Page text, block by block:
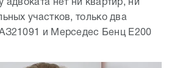
адвоката нет ни квартир, ни
участков, только два
и Мерседес Бенц Е200